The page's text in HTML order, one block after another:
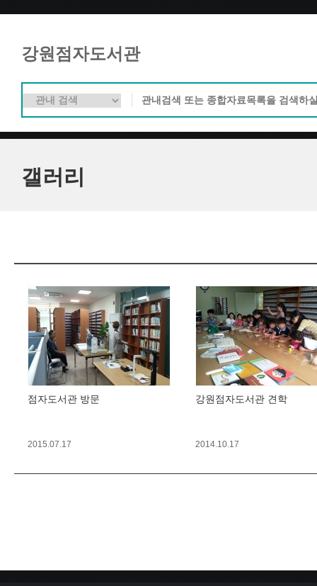
강원점자도서관
갤러리
점자도서관 방문
2015.07.17
강원점자도서관 견학
2014.10.17